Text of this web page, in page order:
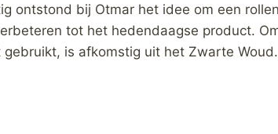
ontstond bij Otmar het idee om een
tot het hedendaagse product.
is afkomstig uit het Zwarte Woud.